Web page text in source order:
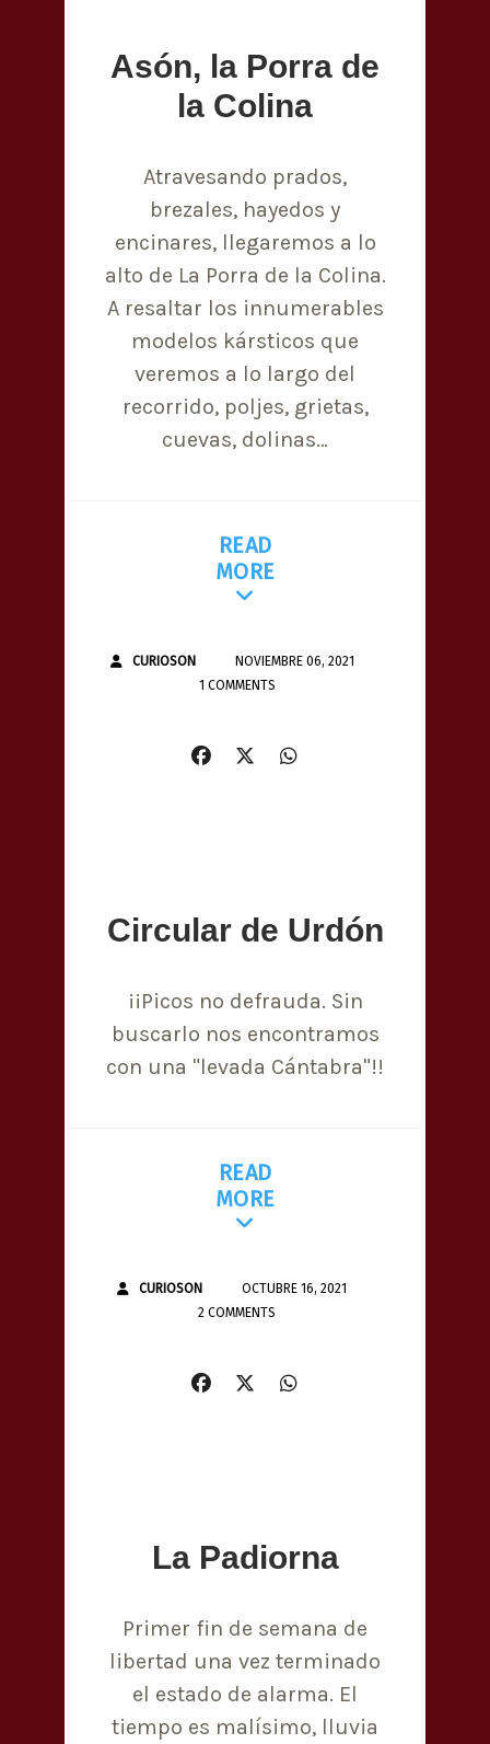
Asón, la Porra de
la Colina
Atravesando prados,
brezales, hayedos y
encinares, llegaremos a lo
alto de La Porra de la Colina.
A resaltar los innumerables
modelos kársticos que
veremos a lo largo del
recorrido, poljes, grietas,
cuevas, dolinas…
READ
MORE
CURIOSON
NOVIEMBRE 06, 2021
1 COMMENTS
Circular de Urdón
¡¡Picos no defrauda. Sin
buscarlo nos encontramos
con una "levada Cántabra"!!
READ
MORE
CURIOSON
OCTUBRE 16, 2021
2 COMMENTS
La Padiorna
Primer fin de semana de
libertad una vez terminado
el estado de alarma. El
tiempo es malísimo, lluvia